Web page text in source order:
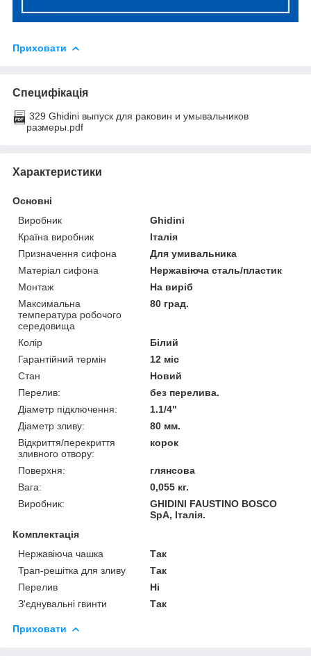
Приховати
Специфікація
329 Ghidini выпуск для раковин и умывальников
размеры.pdf
Характеристики
Основні
Виробник
Ghidini
Країна виробник
Італія
Призначення сифона
Для умивальника
Матеріал сифона
Нержавіюча сталь/пластик
Монтаж
На виріб
Максимальна
температура робочого
середовища
80 град.
Колір
Білий
Гарантійний термін
12 міс
Стан
Новий
Перелив:
без перелива.
Діаметр підключення:
1.1/4"
Діаметр зливу:
80 мм.
Відкриття/перекриття
зливного отвору:
корок
Поверхня:
глянсова
Вага:
0,055 кг.
Виробник:
GHIDINI FAUSTINO BOSCO
SpA, Італія.
Комплектація
Нержавіюча чашка
Так
Трап-решітка для зливу
Так
Перелив
Ні
З'єднувальні гвинти
Так
Приховати